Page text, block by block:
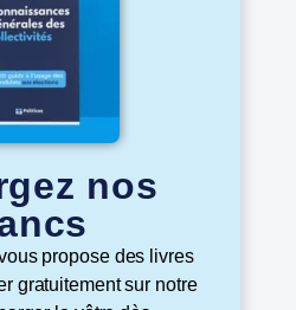
nos
propose des livres
gratuitement sur notre